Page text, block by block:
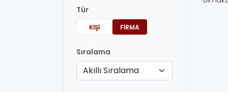
Tür
KIŞI FIRMA
Sıralama
Akıllı Sıralama